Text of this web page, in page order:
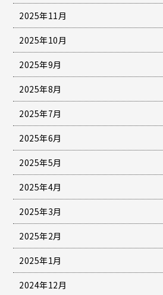
2025年11月
2025年10月
2025年9月
2025年8月
2025年7月
2025年6月
2025年5月
2025年4月
2025年3月
2025年2月
2025年1月
2024年12月